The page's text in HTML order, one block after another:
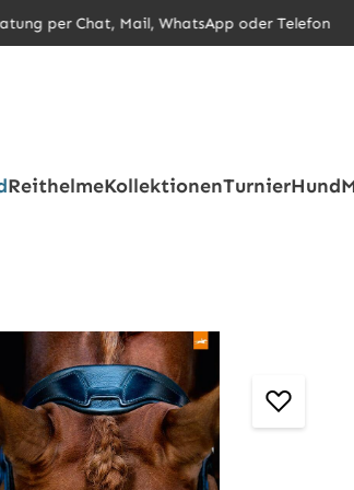
per Chat, Mail, WhatsApp oder Telefon
ReithelmeKollektionenTurnierHund